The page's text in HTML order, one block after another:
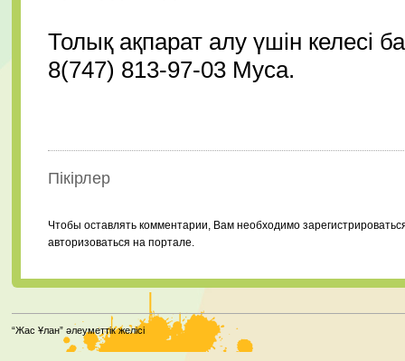
Толық ақпарат алу үшін келесі
8(747) 813-97-03 Муса.
Пікірлер
Чтобы оставлять комментарии, Вам необходимо
авторизоваться на портале.
“Жас Ұлан” әлеуметтік желісі